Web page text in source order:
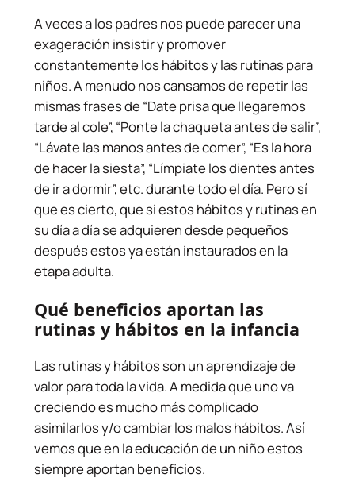
A veces a los padres nos puede parecer una
exageración insistir y promover
constantemente los hábitos y las rutinas para
niños. A menudo nos cansamos de repetir las
mismas frases de “Date prisa que llegaremos
tarde al cole”, “Ponte la chaqueta antes de salir”,
“Lávate las manos antes de comer”, “Es la hora
de hacer la siesta”, “Límpiate los dientes antes
de ir a dormir”, etc. durante todo el día. Pero sí
que es cierto, que si estos hábitos y rutinas en
su día a día se adquieren desde pequeños
después estos ya están instaurados en la
etapa adulta.
Qué beneficios aportan las
rutinas y hábitos en la infancia
Las rutinas y hábitos son un aprendizaje de
valor para toda la vida. A medida que uno va
creciendo es mucho más complicado
asimilarlos y/o cambiar los malos hábitos. Así
vemos que en la educación de un niño estos
siempre aportan beneficios.